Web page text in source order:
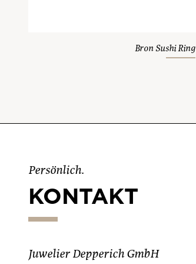
Bron Sushi Ring
Persönlich.
KONTAKT
Juwelier Depperich GmbH